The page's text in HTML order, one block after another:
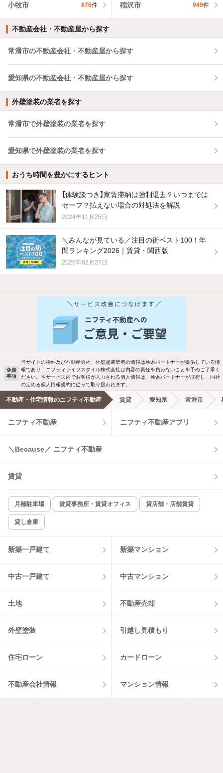
小牧市 876件 稲沢市 949件
不動産会社・不動産屋から探す
常滑市の不動産会社・不動産屋から探す
愛知県の不動産会社・不動産屋から探す
外壁塗装の業者を探す
常滑市で外壁塗装の業者を探す
愛知県で外壁塗装の業者を探す
おうち時間を豊かにするヒント
【体験談つき】家賃滞納は強制退去？いつまでは
セーフ？払えない場合の対処法を解説
2024年11月25日
＼みんなが見ている／注目の街ベスト100！年
間ランキング2026｜賃貸・関西版
2026年02月27日
他の人はこんな条件で絞り込んでいます！
バス・トイレ別 2階以上
駐車場あり ペット相談
洗濯機置場あり 独立洗面台
エアコンあり 都市ガス
温水洗浄便座 オートロック
コンロ2口以上
新着のみ インターネット無料
該当件数:
物件一覧に反映
免責
事項
当サイトの物件及び不動産会社、外壁塗装業者の情報は検索パートナーが提供している情
報であり、ニフティライフスタイル株式会社は内容の責任を負わないことを予めご了承く
ださい。本サービス内でお客様が入力される個人情報は、検索パートナーが取得し、同社
の定める個人情報規約に従って取り扱われます。
不動産・住宅情報のニフティ不動産 賃貸 愛知県 常滑市
ニフティ不動産 ニフティ不動産アプリ
＼Because／ ニフティ不動産
賃貸
月極駐車場 賃貸事務所・賃貸オフィス 貸店舗・店舗賃貸
貸し倉庫
新築一戸建て 新築マンション
中古一戸建て 中古マンション
土地 不動産売却
外壁塗装 引越し見積もり
住宅ローン カードローン
不動産会社情報 マンション情報